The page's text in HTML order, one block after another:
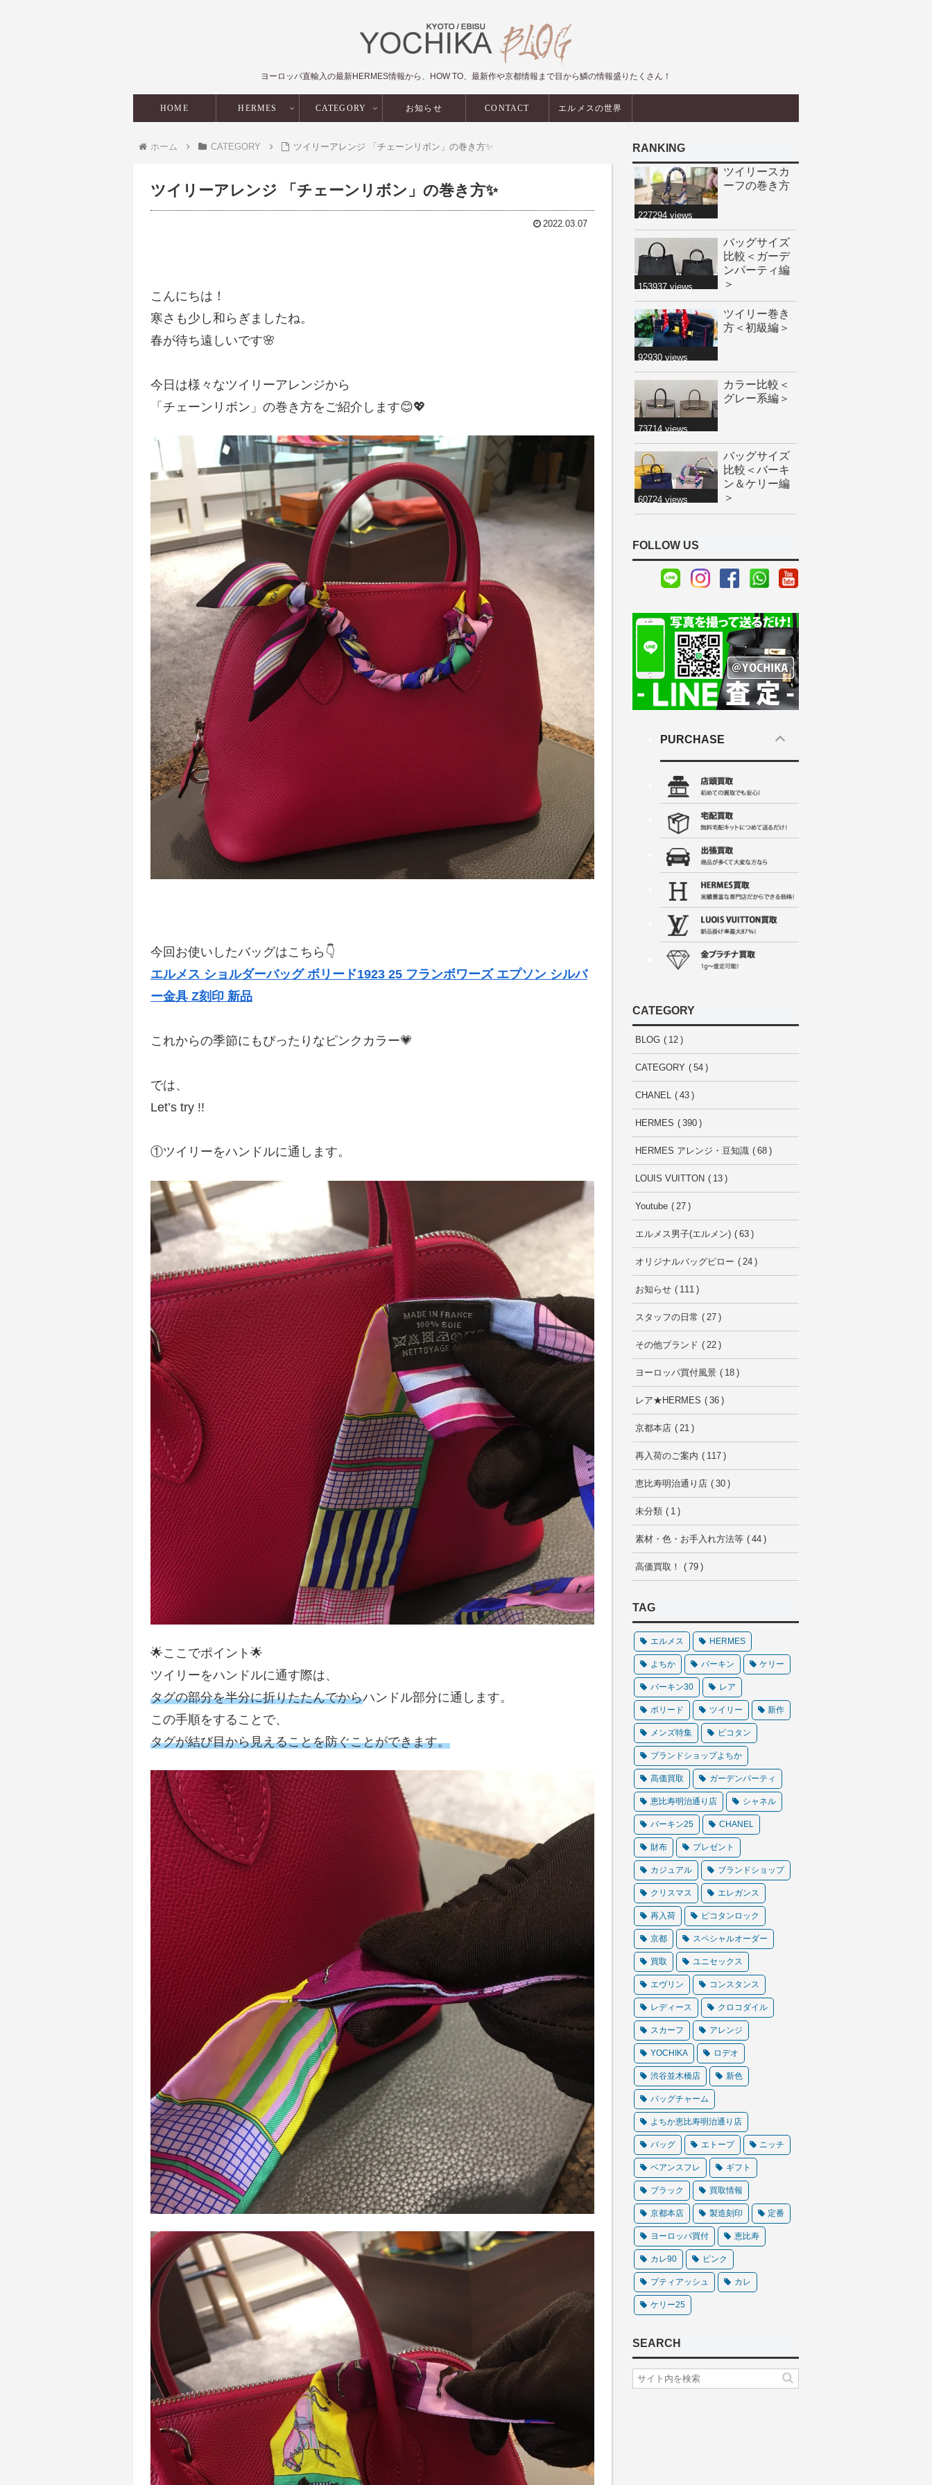
ヨーロッパ直輸入の最新HERMES情報から、HOW TO、最新作や京都情報まで目から鱗の情報盛りたくさん！
HOME HERMES CATEGORY お知らせ CONTACT エルメスの世界
ホーム CATEGORY ツイリーアレンジ 「チェーンリボン」の巻き方✨
ツイリーアレンジ 「チェーンリボン」の巻き方✨
2022.03.07
こんにちは！
寒さも少し和らぎましたね。
春が待ち遠しいです🌸
今日は様々なツイリーアレンジから
「チェーンリボン」の巻き方をご紹介します😊💖
今回お使いしたバッグはこちら👇
エルメス ショルダーバッグ ボリード1923 25 フランボワーズ エプソン シルバ
ー金具 Z刻印 新品
これからの季節にもぴったりなピンクカラー💗
では、
Let’s try !!
①ツイリーをハンドルに通します。
🌟ここでポイント🌟
ツイリーをハンドルに通す際は、
タグの部分を半分に折りたたんでからハンドル部分に通します。
この手順をすることで、
タグが結び目から見えることを防ぐことができます。
RANKING
ツイリースカ
ーフの巻き方
227294 views
バッグサイズ
比較＜ガーデ
ンパーティ編
＞
153937 views
ツイリー巻き
方＜初級編＞
92930 views
カラー比較＜
グレー系編＞
73714 views
バッグサイズ
比較＜バーキ
ン＆ケリー編
＞
60724 views
FOLLOW US
PURCHASE
CATEGORY
BLOG 12
CATEGORY 54
CHANEL 43
HERMES 390
HERMES アレンジ・豆知識 68
LOUIS VUITTON 13
Youtube 27
エルメス男子(エルメン) 63
オリジナルバッグピロー 24
お知らせ 111
スタッフの日常 27
その他ブランド 22
ヨーロッパ買付風景 18
レア★HERMES 36
京都本店 21
再入荷のご案内 117
恵比寿明治通り店 30
未分類 1
素材・色・お手入れ方法等 44
高価買取！ 79
TAG
エルメス HERMES
よちか バーキン ケリー
バーキン30 レア
ボリード ツイリー 新作
メンズ特集 ピコタン
ブランドショップよちか
高価買取 ガーデンパーティ
恵比寿明治通り店 シャネル
バーキン25 CHANEL
財布 プレゼント
カジュアル ブランドショップ
クリスマス エレガンス
再入荷 ピコタンロック
京都 スペシャルオーダー
買取 ユニセックス
エヴリン コンスタンス
レディース クロコダイル
スカーフ アレンジ
YOCHIKA ロデオ
渋谷並木橋店 新色
バッグチャーム
よちか恵比寿明治通り店
バッグ エトープ ニッチ
ベアンスフレ ギフト
ブラック 買取情報
京都本店 製造刻印 定番
ヨーロッパ買付 恵比寿
カレ90 ピンク
プティアッシュ カレ
ケリー25
SEARCH